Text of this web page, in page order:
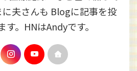
に夫さんも Blogに記事を投
す。HNはAndyです。